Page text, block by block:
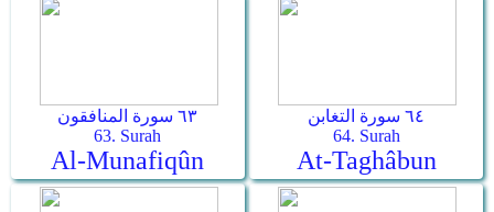
٦٣ سورة المنافقون
63. Surah
Al-Munafiqûn
٦٤ سورة التغابن
64. Surah
At-Taghâbun